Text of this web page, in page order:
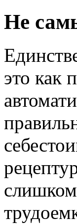
Не
это как